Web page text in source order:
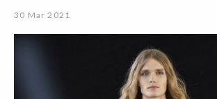
30 Mar 2021